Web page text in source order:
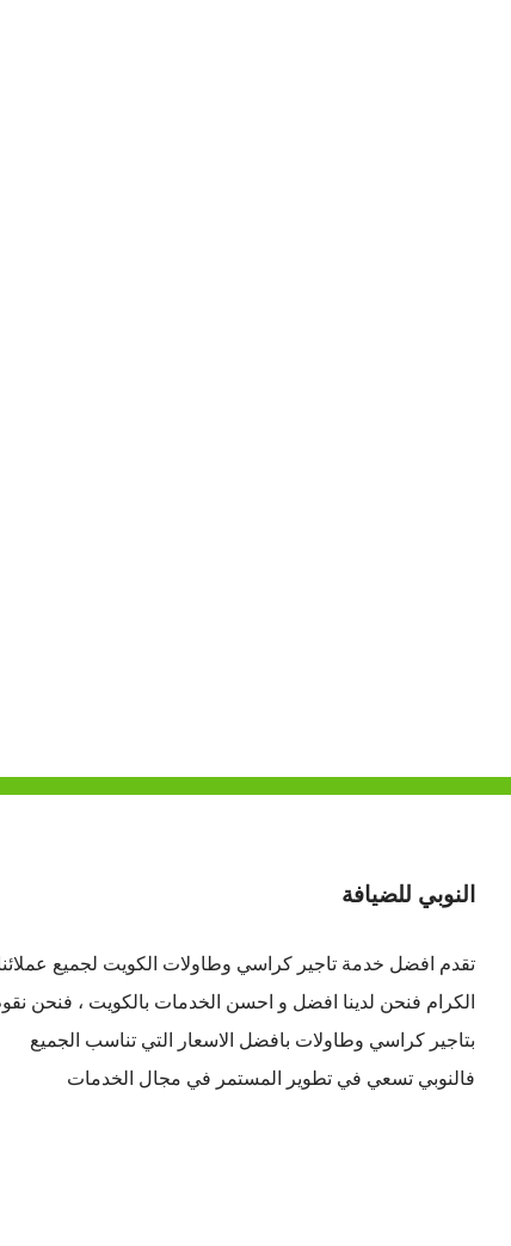
النوبي للضيافة
تقدم افضل خدمة تاجير كراسي وطاولات الكويت لجميع
الكرام فنحن لدينا افضل و احسن الخدمات بالكويت ، فنحن
بتاجير كراسي وطاولات بافضل الاسعار التي تناسب الجميع
فالنوبي تسعي في تطوير المستمر في مجال الخدمات